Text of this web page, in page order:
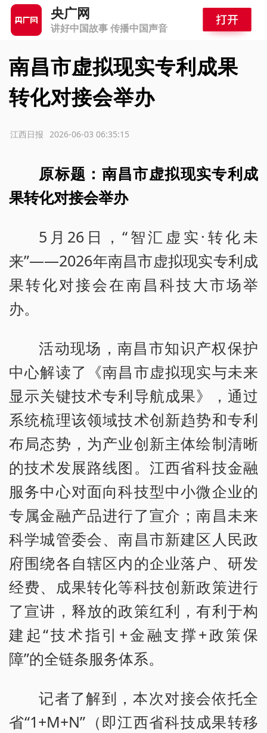
央广网
讲好中国故事 传播中国声音
南昌市虚拟现实专利成果
转化对接会举办
2026-06-03 06:35:15
江西日报
原标题：南昌市虚拟现实专利成
果转化对接会举办
5月26日，“智汇虚实·转化未
来”——2026年南昌市虚拟现实专利成
果转化对接会在南昌科技大市场举
办。
活动现场，南昌市知识产权保护
中心解读了《南昌市虚拟现实与未来
显示关键技术专利导航成果》，通过
系统梳理该领域技术创新趋势和专利
布局态势，为产业创新主体绘制清晰
的技术发展路线图。江西省科技金融
服务中心对面向科技型中小微企业的
专属金融产品进行了宣介；南昌未来
科学城管委会、南昌市新建区人民政
府围绕各自辖区内的企业落户、研发
经费、成果转化等科技创新政策进行
了宣讲，释放的政策红利，有利于构
建起“技术指引+金融支撑+政策保
障”的全链条服务体系。
记者了解到，本次对接会依托全
省“1+M+N”（即江西省科技成果转移